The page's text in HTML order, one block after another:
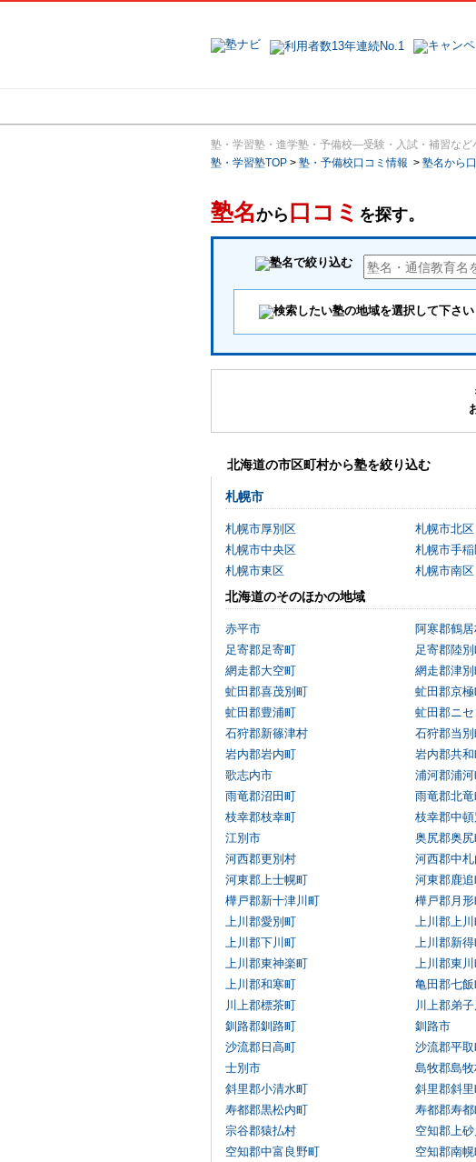
塾・学習塾・進学塾・予備校―受験・入試・補習など
塾・学習塾TOP > 塾・予備校口コミ情報 > 塾名から
塾名から 口コミ を探す。
北海道の市区町村から塾を絞り込む
札幌市
札幌市厚別区 札幌市北区
札幌市中央区
札幌市手
札幌市東区
札幌市南区
北海道のそのほかの地域
赤平市 阿寒郡鶴
足寄郡足寄町
足寄郡陸
網走郡大空町
網走郡津
虻田郡喜茂別町
虻田郡京
虻田郡豊浦町
虻田郡ニ
石狩郡新篠津村
石狩郡当
岩内郡岩内町
岩内郡共
歌志内市
浦河郡浦
雨竜郡沼田町
雨竜郡北
枝幸郡枝幸町
枝幸郡中
江別市
奥尻郡奥
河西郡更別村
河西郡中
河東郡上士幌町
河東郡鹿
樺戸郡新十津川町
樺戸郡月
上川郡愛別町
上川郡上
上川郡下川町
上川郡新
上川郡東神楽町
上川郡東
上川郡和寒町
亀田郡七
川上郡標茶町
川上郡弟
釧路郡釧路町
釧路市
沙流郡日高町
沙流郡平
士別市
島牧郡島
斜里郡小清水町
斜里郡斜
寿都郡黒松内町
寿都郡寿
宗谷郡猿払村
空知郡上
空知郡中富良野町
空知郡南